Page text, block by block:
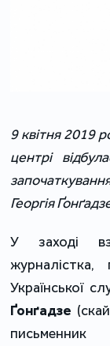
9 квітня 2019
центрі
Георгія
У заході
журналістка,
Української
Ґонґадзе
письменник